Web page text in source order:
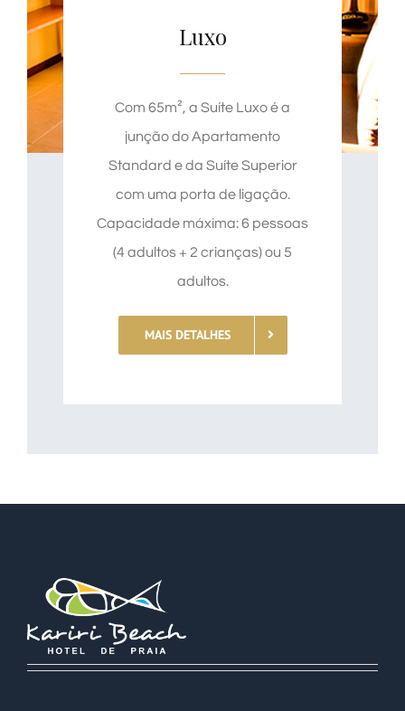
Luxo
Com 65m², a Suíte Luxo é a
junção do Apartamento
Standard e da Suíte Superior
com uma porta de ligação.
Capacidade máxima: 6 pessoas
(4 adultos + 2 crianças) ou 5
adultos.
MAIS DETALHES